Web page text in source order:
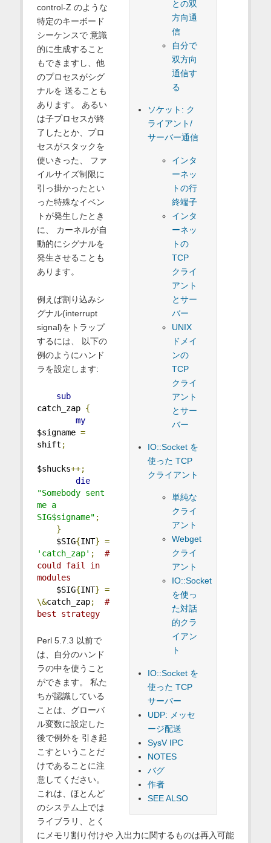
との双
方向通
信
自分で
双方向
通信す
る
ソケット: ク
ライアント/
サーバー通信
インタ
ーネッ
トの行
終端子
インタ
ーネッ
トの
TCP
クライ
アント
とサー
バー
UNIX
ドメイ
ンの
TCP
クライ
アント
とサー
バー
IO::Socket を
使った TCP
クライアント
単純な
クライ
アント
Webget
クライ
アント
IO::Socket
を使っ
た対話
的クラ
イアン
ト
IO::Socket を
使った TCP
サーバー
UDP: メッセ
ージ配送
SysV IPC
NOTES
バグ
作者
SEE ALSO
control-Z のような
特定のキーボード
シーケンスで 意識
的に生成すること
もできますし、他
のプロセスがシグ
ナルを 送ることも
あります。 あるい
は子プロセスが終
了したとか、プロ
セスがスタックを
使いきった、 ファ
イルサイズ制限に
引っ掛かったとい
った特殊なイベン
トが発生したとき
に、 カーネルが自
動的にシグナルを
発生させることも
あります。
例えば割り込みシ
グナル(interrupt
signal)をトラップ
するには、 以下の
例のようにハンド
ラを設定します:
sub
catch_zap {
my
$signame =
shift ;
$shucks++;
die
"Somebody sent
me a
SIG$signame" ;
}
$SIG{INT} =
'catch_zap' ;
#
could fail in
modules
$SIG{INT} =
\&catch_zap;
#
best strategy
Perl 5.7.3 以前で
は、自分のハンド
ラの中を使うこと
ができます。 私た
ちが認識している
ことは、グローバ
ル変数に設定した
後で例外を 引き起
こすということだ
けであることに注
意してください。
これは、ほとんど
のシステム上では
ライブラリ、とく
にメモリ割り付けや 入出力に関するものは再入可能